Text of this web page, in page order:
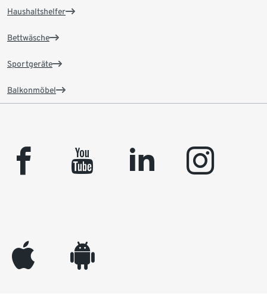
Haushaltshelfer
Bettwäsche
Sportgeräte
Balkonmöbel
facebook youtube linkedin instagram
appleinc android